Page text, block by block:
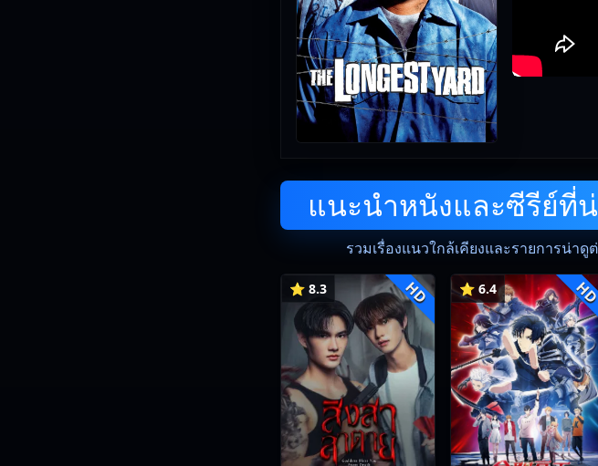
แนะนำหนังและซีรีย์ที่
รวมเรื่องแนวใกล้เคียงและรายการน่า
⭐ 8.3 HD ⭐ 6.4